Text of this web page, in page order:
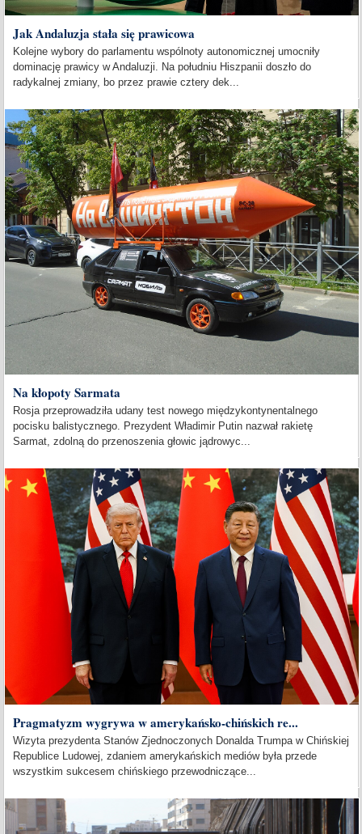
Jak Andaluzja stała się prawicowa
Kolejne wybory do parlamentu wspólnoty autonomicznej umocniły
dominację prawicy w Andaluzji. Na południu Hiszpanii doszło do
radykalnej zmiany, bo przez prawie cztery dek...
Na kłopoty Sarmata
Rosja przeprowadziła udany test nowego międzykontynentalnego
pocisku balistycznego. Prezydent Władimir Putin nazwał rakietę
Sarmat, zdolną do przenoszenia głowic jądrowyc...
Pragmatyzm wygrywa w amerykańsko-chińskich re...
Wizyta prezydenta Stanów Zjednoczonych Donalda Trumpa w Chińskiej
Republice Ludowej, zdaniem amerykańskich mediów była przede
wszystkim sukcesem chińskiego przewodniczące...